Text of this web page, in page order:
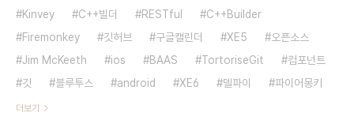
Kinvey
C++빌더 RESTful
C++Builder
Firemonkey
깃허브 구글캘린더 XE5
오픈소스
Jim McKeeth
ios BAAS TortoriseGit
컴포넌트
깃
블루투스 android XE6 델파이 파이어몽키
더보기